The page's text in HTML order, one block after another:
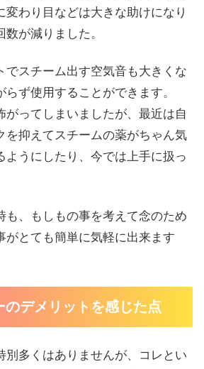
変わり目などは大きな助けになり
が減りました。
でスチーム出す空気音も大きくな
ず使用することができます。
がってしまいましたが、最近は自
を抑えてスチームの薬がちゃん気
ようにしたり、今では上手に扱っ
も、もしもの事を考えて念のため
がとても簡単に気軽に出来ます
のデメリットを感じた点
別多くはありませんが、コレとい